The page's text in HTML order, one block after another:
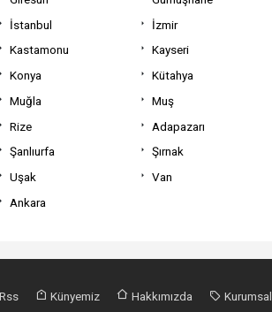
İstanbul İzmir
Kastamonu Kayseri
Konya Kütahya
Muğla Muş
Rize Adapazarı
Şanlıurfa Şırnak
Uşak Van
Ankara
Rss Künyemiz Hakkımızda Kurumsal